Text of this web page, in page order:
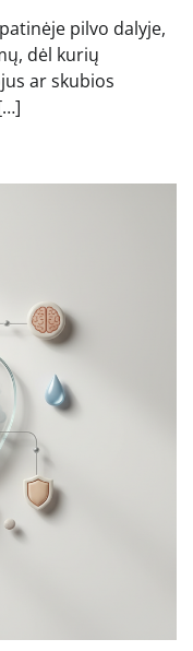
pilvo dalyje,
dėl kurių
ar skubios